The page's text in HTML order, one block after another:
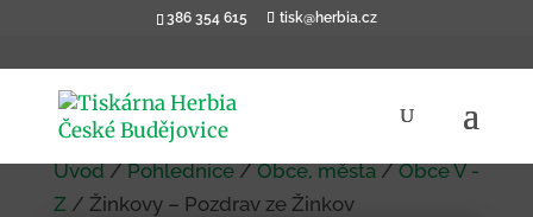
386 354 615 tisk@herbia.cz
Úvod/Pohlednice/Obce, města/Obce V -
Z / Žinkovy – Pozdrav ze Žinkov